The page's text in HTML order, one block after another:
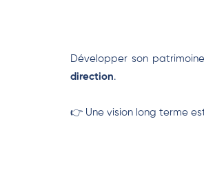
Développer son
direction.
👉 Une vision long terme